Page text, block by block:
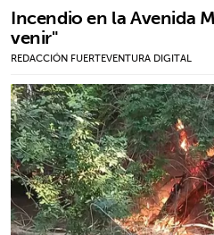
Incendio en la Avenida
venir"
REDACCIÓN FUERTEVENTURA DIGITAL